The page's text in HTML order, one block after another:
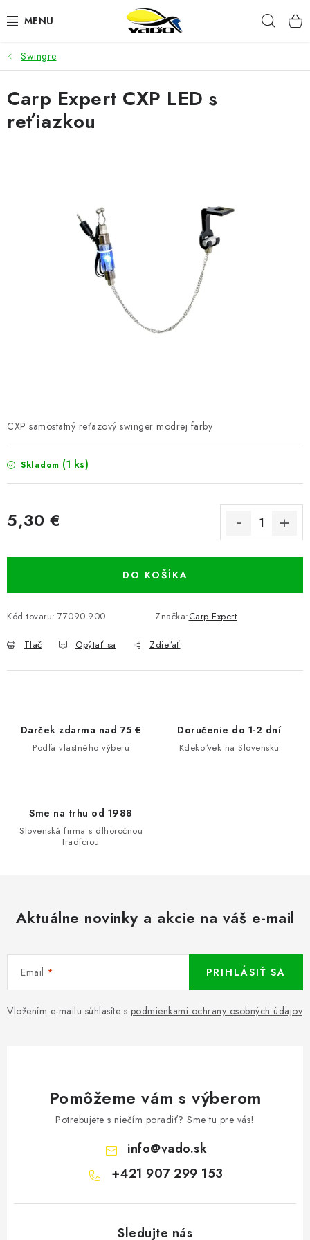
na
ŽIVÁ NÁSTRAHA
BIŽUTÉRIA
FEEDER
PRETEKÁRSKE SEDAČKY
ZNAČKY
Navštívte našu predajňu vo Dvoroch nad Žitavou »
Swingre
CXP samostatný reťazový swinger modrej farby
Skladom (1 ks)
5,30 €
DO KOŠÍKA
Kód tovaru: 77090-900 Značka:Carp Expert
Tlač Opýtať sa Zdieľať
Carp Expert CXP LED s
reťiazkou
Darček zdarma nad 75 €
Podľa vlastného výberu
Doručenie do 1-2 dní
Kdekoľvek na Slovensku
Sme na trhu od 1988
Slovenská firma s dlhoročnou
tradíciou
Aktuálne novinky a akcie na váš e-mail
Email
Vložením e-mailu súhlasíte s podmienkami ochrany osobných údajov
PRIHLÁSIŤ SA
Pomôžeme vám s výberom
Potrebujete s niečím poradiť? Sme tu pre vás!
info@vado.sk
+421 907 299 153